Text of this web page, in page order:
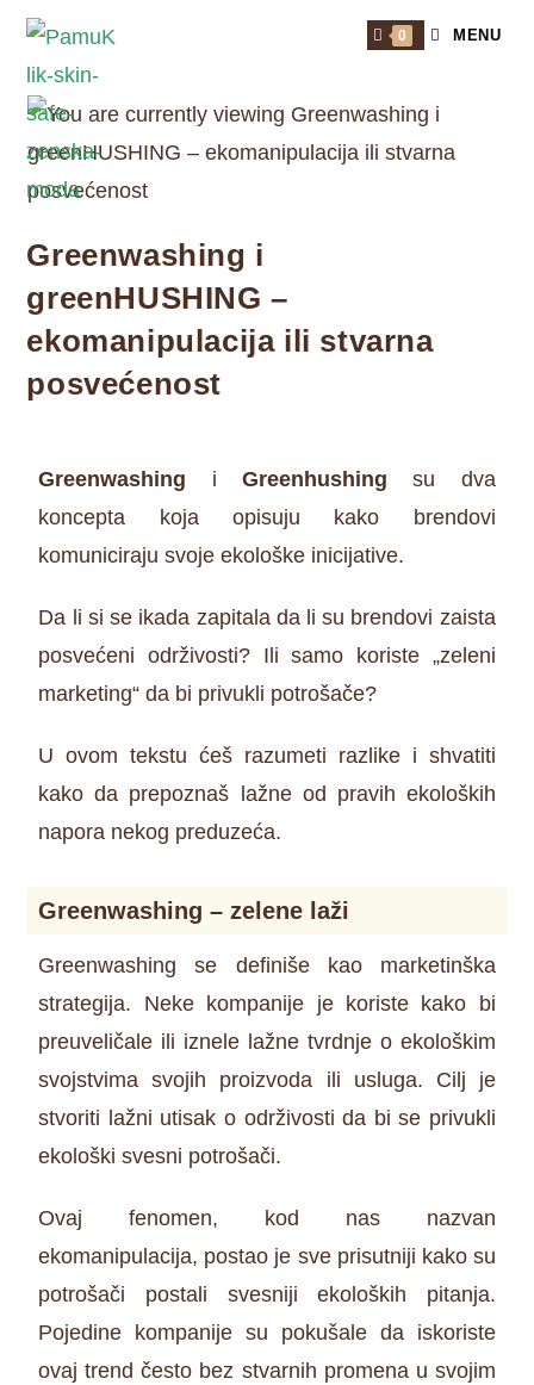
0 MENU
Greenwashing i
greenHUSHING –
ekomanipulacija ili stvarna
posvećenost
Greenwashing i Greenhushing su dva
koncepta koja opisuju kako brendovi
komuniciraju svoje ekološke inicijative.
Da li si se ikada zapitala da li su brendovi zaista
posvećeni održivosti? Ili samo koriste „zeleni
marketing“ da bi privukli potrošače?
U ovom tekstu ćeš razumeti razlike i shvatiti
kako da prepoznaš lažne od pravih ekoloških
napora nekog preduzeća.
Greenwashing – zelene laži
Greenwashing se definiše kao marketinška
strategija. Neke kompanije je koriste kako bi
preuveličale ili iznele lažne tvrdnje o ekološkim
svojstvima svojih proizvoda ili usluga. Cilj je
stvoriti lažni utisak o održivosti da bi se privukli
ekološki svesni potrošači.
Ovaj fenomen, kod nas nazvan
ekomanipulacija, postao je sve prisutniji kako su
potrošači postali svesniji ekoloških pitanja.
Pojedine kompanije su pokušale da iskoriste
ovaj trend često bez stvarnih promena u svojim